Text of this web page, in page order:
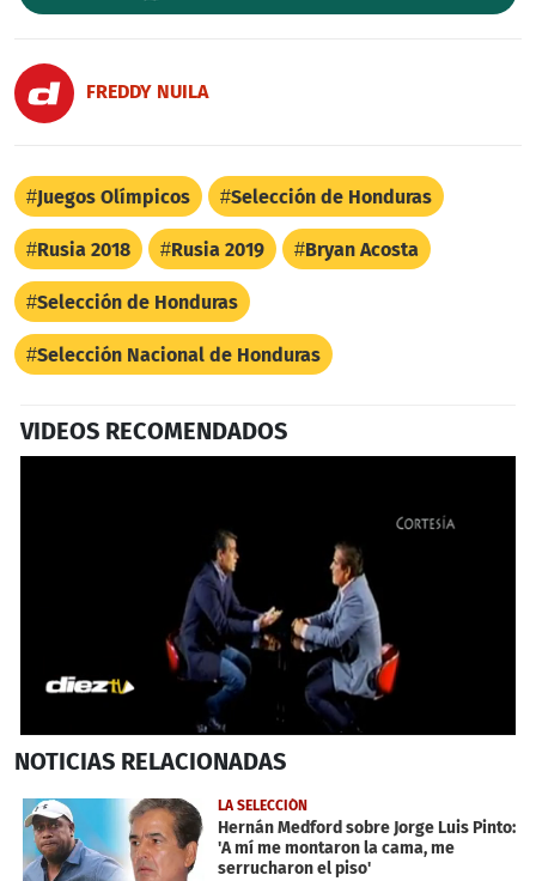
FREDDY NUILA
Juegos Olímpicos Selección de Honduras
Rusia 2018 Rusia 2019 Bryan Acosta
Selección de Honduras
Selección Nacional de Honduras
VIDEOS RECOMENDADOS
seconds
1
minute,
seconds
NOTICIAS RELACIONADAS
LA SELECCIÓN
Hernán Medford sobre Jorge Luis Pinto:
'A mí me montaron la cama, me
serrucharon el piso'